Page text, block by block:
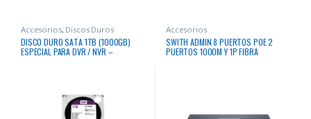
Accesorios, Discos Duros
DISCO DURO SATA 1TB (1000GB)
ESPECIAL PARA DVR / NVR –
Accesorios
SWITH ADMIN 8 PUERTOS POE 2
PUERTOS 1000M Y 1P FIBRA